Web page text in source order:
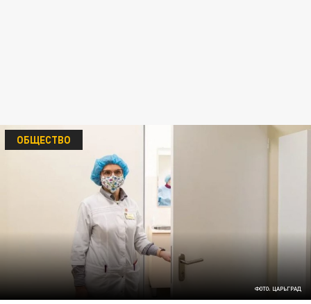
ФОТО: ЦАРЬГРАД
ОБЩЕСТВО